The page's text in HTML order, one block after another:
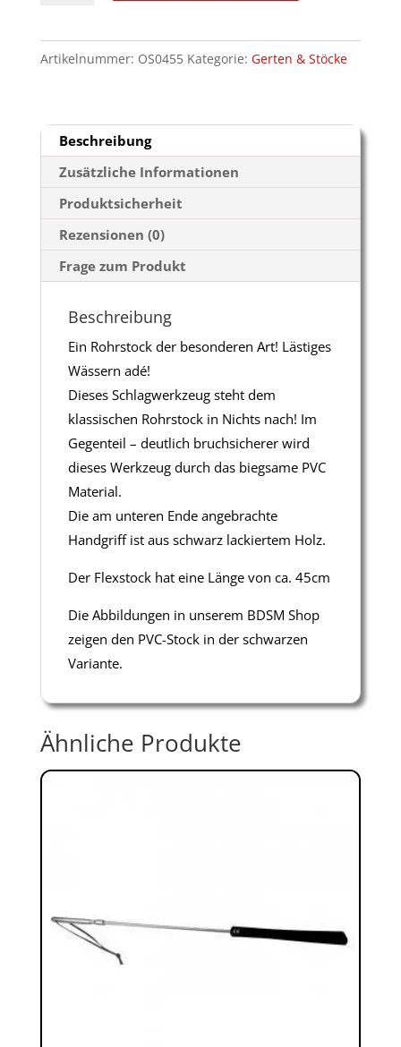
schwarz
Menge
Artikelnummer: OS0455 Kategorie: Gerten & Stöcke
Beschreibung
Zusätzliche Informationen
Produktsicherheit
Rezensionen (0)
Frage zum Produkt
Beschreibung
Ein Rohrstock der besonderen Art! Lästiges
Wässern adé!
Dieses Schlagwerkzeug steht dem
klassischen Rohrstock in Nichts nach! Im
Gegenteil – deutlich bruchsicherer wird
dieses Werkzeug durch das biegsame PVC
Material.
Die am unteren Ende angebrachte
Handgriff ist aus schwarz lackiertem Holz.
Der Flexstock hat eine Länge von ca. 45cm
Die Abbildungen in unserem BDSM Shop
zeigen den PVC-Stock in der schwarzen
Variante.
Ähnliche Produkte